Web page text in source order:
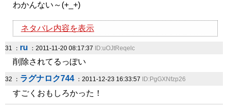
わかんない～(+_+)
ネタバレ内容を表示
31 ： ru ：2011-11-20 08:17:37 ID:uOJtReqelc
削除されてるっぽい
32 ： ラグナロク744 ：2011-12-23 16:33:57 ID:PgGXNfzp26
すごくおもしろかった！